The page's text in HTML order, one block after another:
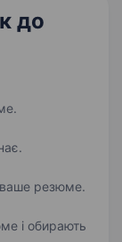
до
ваше резюме.
і обирають